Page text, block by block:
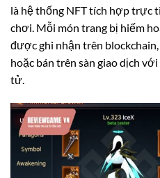
là hệ thống NFT tích hợp trực
chơi. Mỗi món trang bị hiếm
được ghi nhận trên
hoặc bán trên sàn giao dịch
tử.